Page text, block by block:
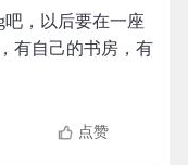
，以后要在一座
有自己的书房，有
点赞